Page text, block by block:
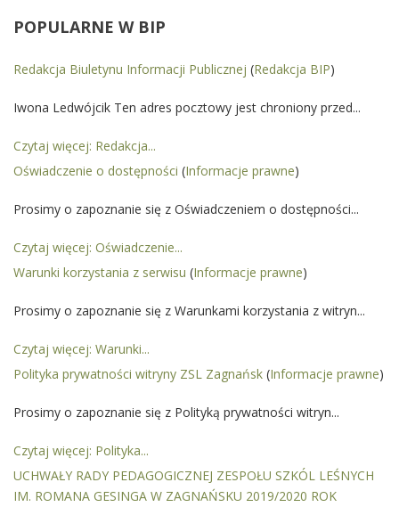
POPULARNE W BIP
Redakcja Biuletynu Informacji Publicznej (Redakcja BIP)
Iwona Ledwójcik Ten adres pocztowy jest chroniony przed...
Czytaj więcej: Redakcja...
Oświadczenie o dostępności (Informacje prawne)
Prosimy o zapoznanie się z Oświadczeniem o dostępności...
Czytaj więcej: Oświadczenie...
Warunki korzystania z serwisu (Informacje prawne)
Prosimy o zapoznanie się z Warunkami korzystania z witryn...
Czytaj więcej: Warunki...
Polityka prywatności witryny ZSL Zagnańsk (Informacje prawne)
Prosimy o zapoznanie się z Polityką prywatności witryn...
Czytaj więcej: Polityka...
UCHWAŁY RADY PEDAGOGICZNEJ ZESPOŁU SZKÓL LEŚNYCH
IM. ROMANA GESINGA W ZAGNAŃSKU 2019/2020 ROK